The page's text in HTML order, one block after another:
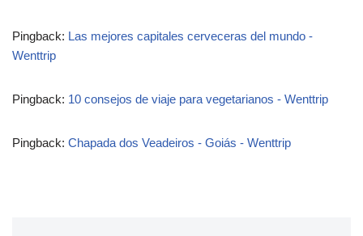
Pingback: Las mejores capitales cerveceras del mundo -
Wenttrip
Pingback: 10 consejos de viaje para vegetarianos - Wenttrip
Pingback: Chapada dos Veadeiros - Goiás - Wenttrip